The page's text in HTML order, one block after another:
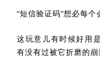
“短信验证码”想必每个
这玩意儿有时候好用
有没有过被它折磨的崩